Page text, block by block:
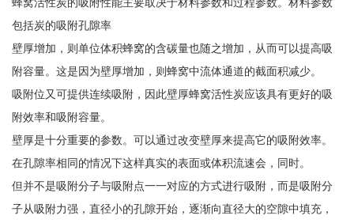
包括炭的吸附孔隙率
壁厚增加，则单位体积蜂窝的含碳量也随之增加，从而可以提高吸
附容量。这是因为壁厚增加，则蜂窝中流体通道的截面积减少。
吸附位又可提供连续吸附，因此壁厚蜂窝活性炭应该具有更好的吸
附效率和吸附容量。
壁厚是十分重要的参数。可以通过改变壁厚来提高它的吸附效率。
在孔隙率相同的情况下这样真实的表面或体积流速会，同时。
但并不是吸附分子与吸附点一一对应的方式进行吸附，而是吸附分
子从吸附力强，直径小的孔隙开始，逐渐向直径大的空隙中填充，